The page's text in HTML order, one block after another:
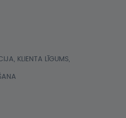
KLIENTA LĪGUMS,